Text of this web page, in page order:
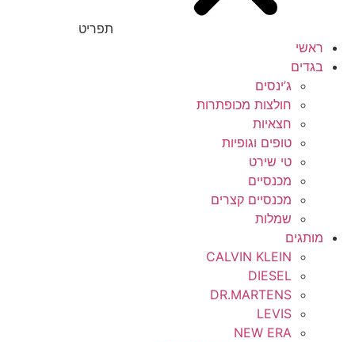
תפריט
ראשי
בגדים
ג’ינסים
חולצות מכופתרות
חצאיות
טופים וגופיות
טי שירט
מכנסיים
מכנסיים קצרים
שמלות
מותגים
CALVIN KLEIN
DIESEL
DR.MARTENS
LEVIS
NEW ERA